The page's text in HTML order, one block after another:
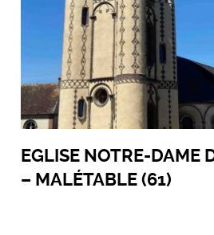
EGLISE NOTRE-DAME
– MALÉTABLE (61)